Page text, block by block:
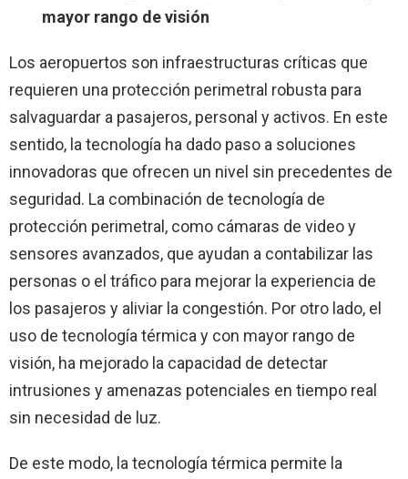
mayor rango de visión
Los aeropuertos son infraestructuras críticas que
requieren una protección perimetral robusta para
salvaguardar a pasajeros, personal y activos. En este
sentido, la tecnología ha dado paso a soluciones
innovadoras que ofrecen un nivel sin precedentes de
seguridad. La combinación de tecnología de
protección perimetral, como cámaras de video y
sensores avanzados, que ayudan a contabilizar las
personas o el tráfico para mejorar la experiencia de
los pasajeros y aliviar la congestión. Por otro lado, el
uso de tecnología térmica y con mayor rango de
visión, ha mejorado la capacidad de detectar
intrusiones y amenazas potenciales en tiempo real
sin necesidad de luz.
De este modo, la tecnología térmica permite la